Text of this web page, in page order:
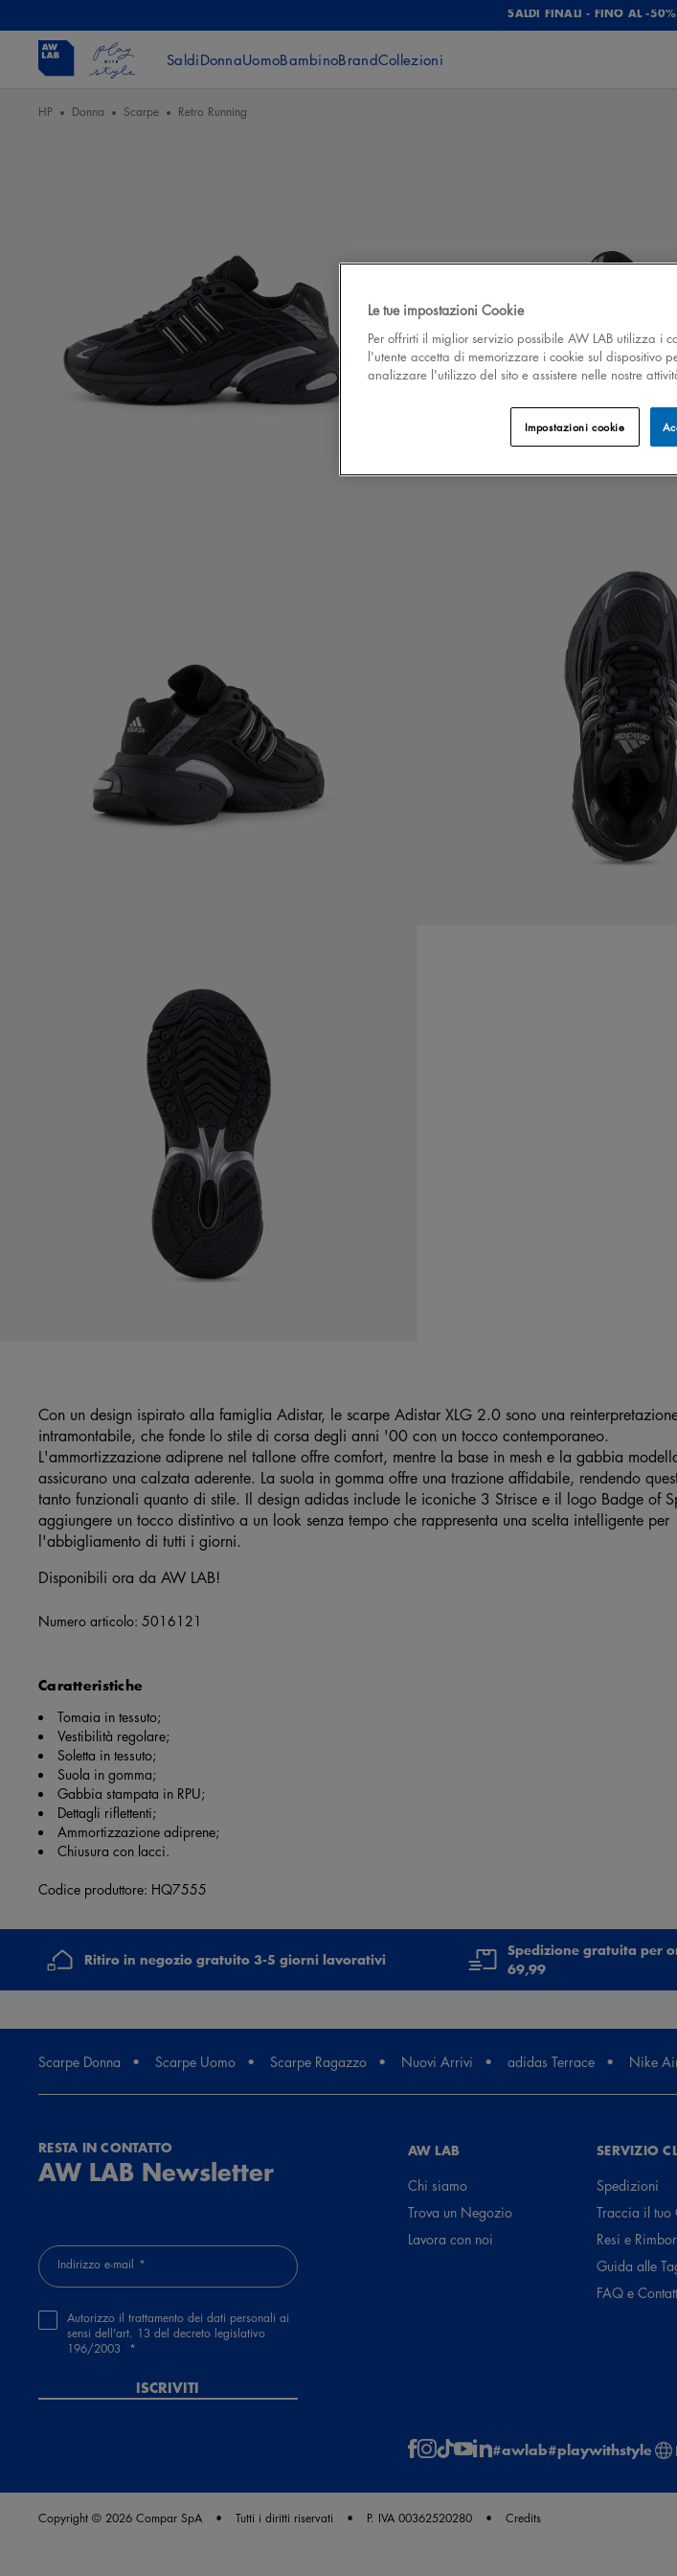
SALDI FINALI - FINO AL -
SaldiDonnaUomoBambinoBrandCollezioni
HP Donna Scarpe Retro Running
Con un design ispirato alla famiglia Adistar, le scarpe Adistar XLG 2.0 sono una
intramontabile, che fonde lo stile di corsa degli anni '00 con un tocco contemporaneo.
L'ammortizzazione adiprene nel tallone offre comfort, mentre la base in mesh e la gabbia
assicurano una calzata aderente. La suola in gomma offre una trazione affidabile, rendendo
tanto funzionali quanto di stile. Il design adidas include le iconiche 3 Strisce e il logo Badge of
aggiungere un tocco distintivo a un look senza tempo che rappresenta una scelta intelligente per
l'abbigliamento di tutti i giorni.
Disponibili ora da AW LAB!
Numero articolo: 5016121
Caratteristiche
Tomaia in tessuto;
Vestibilità regolare;
Soletta in tessuto;
Suola in gomma;
Gabbia stampata in RPU;
Dettagli riflettenti;
Ammortizzazione adiprene;
Chiusura con lacci.
Codice produttore: HQ7555
Ritiro in negozio gratuito 3-5 giorni lavorativi
Spedizione gratuita per
69,99
Scarpe Donna Scarpe Uomo Scarpe Ragazzo Nuovi Arrivi adidas Terrace Nike
RESTA IN CONTATTO
AW LAB Newsletter
Indirizzo e-mail
Autorizzo il trattamento dei dati personali ai
sensi dell'art. 13 del decreto legislativo
196/2003
ISCRIVITI
AW LAB
Chi siamo
Trova un Negozio
Lavora con noi
SERVIZIO
Spedizioni
Traccia il tuo
Resi e
Guida alle
FAQ e
#awlab#playwithstyle
Copyright © 2026 Compar SpA Tutti i diritti riservati P. IVA 00362520280 Credits
Le tue impostazioni Cookie
Per offrirti il miglior servizio possibile AW LAB utilizza i
l'utente accetta di memorizzare i cookie sul dispositivo
analizzare l'utilizzo del sito e assistere nelle nostre
Impostazioni cookie